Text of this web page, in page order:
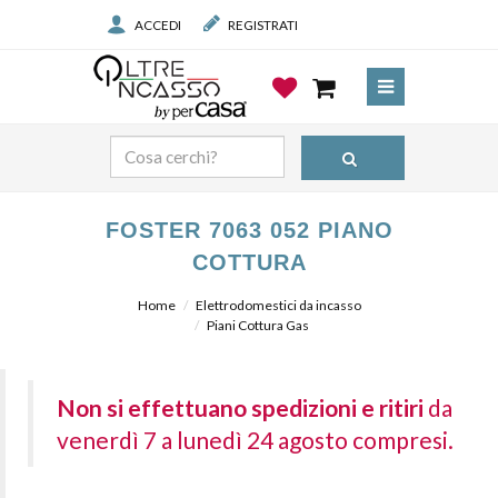
ACCEDI REGISTRATI
FOSTER 7063 052 PIANO
COTTURA
Home
Elettrodomestici da incasso
Piani Cottura Gas
Non si effettuano spedizioni e ritiri da
venerdì 7 a lunedì 24 agosto compresi.